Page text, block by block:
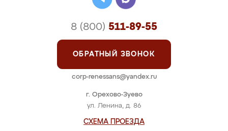
г. Орехово-Зуево
ул. Ленина, д. 86
СХЕМА ПРОЕЗДА
8 (800) 511-89-55
ОБРАТНЫЙ ЗВОНОК
corp-renessans@yandex.ru